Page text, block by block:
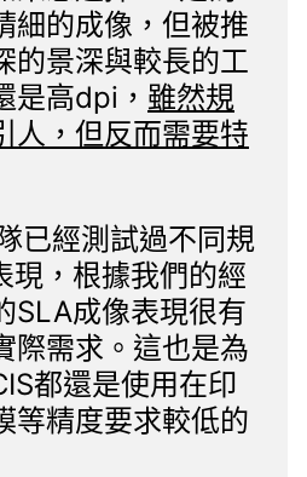
細的成像，但被推
的景深與較長的工
是高dpi， 雖然規
人，但反而需要特
已經測試過不同規
現，根據我們的經
SLA成像表現很有
際需求。這也是為
都還是使用在印
等精度要求較低的